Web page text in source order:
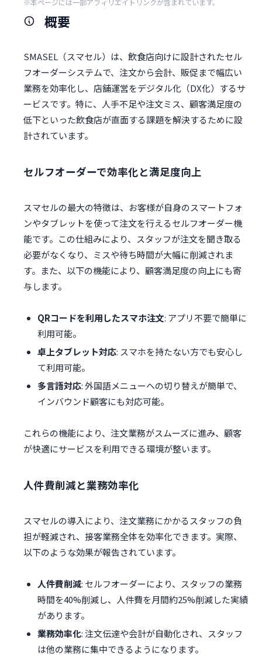
※本ページには一部アフィリエイトリンクが含まれています。
概要
SMASEL（スマセル）は、飲食店向けに設計されたセル
フオーダーシステムで、注文から会計、販促まで幅広い
業務を効率化し、店舗運営をデジタル化（DX化）するサ
ービスです。特に、人手不足や注文ミス、顧客満足度の
低下といった飲食店が直面する課題を解決するために設
計されています。
セルフオーダーで効率化と満足度向上
スマセルの最大の特徴は、お客様が自身のスマートフォ
ンやタブレットを使って注文を行えるセルフオーダー機
能です。この仕組みにより、スタッフが注文を聞き取る
必要がなくなり、ミスや待ち時間が大幅に削減されま
す。また、以下の機能により、顧客満足度の向上にも寄
与します。
QRコードを利用したスマホ注文: アプリ不要で簡単に
利用可能。
卓上タブレット対応: スマホを持たない方でも安心し
て利用可能。
多言語対応: 外国語メニューへの切り替えが簡単で、
インバウンド顧客にも対応可能。
これらの機能により、注文業務がスムーズに進み、顧客
が快適にサービスを利用できる環境が整います。
人件費削減と業務効率化
スマセルの導入により、注文業務にかかるスタッフの負
担が軽減され、接客業務全体を効率化できます。実際、
以下のような効果が報告されています。
人件費削減: セルフオーダーにより、スタッフの業務
時間を40%削減し、人件費を月間約25%削減した実績
があります。
業務効率化: 注文伝達や会計が自動化され、スタッフ
は他の業務に集中できるようになります。